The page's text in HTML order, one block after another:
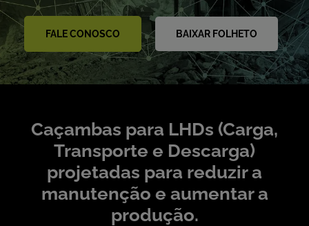
FALE CONOSCO BAIXAR FOLHETO
Caçambas para LHDs (Carga,
Transporte e Descarga)
projetadas para reduzir a
manutenção e aumentar a
produção.